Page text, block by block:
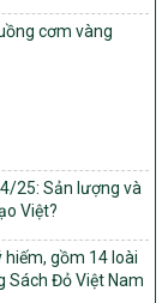
nhận, công bố
thôn mới, xã
thành nhiệm
ngân sách trung
thực hiện
thôn mới, giảm
đồng bào dân
2, nhóm 3
cơm vàng
25: Sản lượng và
Việt?
hiếm, gồm 14 loài
Sách Đỏ Việt Nam